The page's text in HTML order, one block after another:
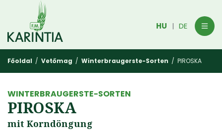
HU | DE
Főoldal / Vetőmag / Winterbraugerste-Sorten / PIROSKA
WINTERBRAUGERSTE-SORTEN
PIROSKA
mit Korndöngung